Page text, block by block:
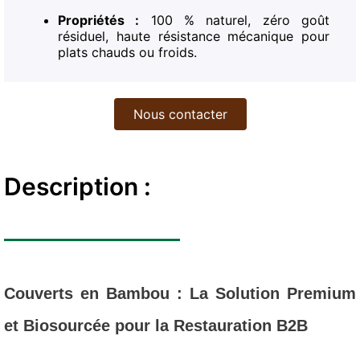
Propriétés : 100 % naturel, zéro goût
résiduel, haute résistance mécanique pour
plats chauds ou froids.
Nous contacter
Description :
Couverts en Bambou : La Solution Premium
et Biosourcée pour la Restauration B2B